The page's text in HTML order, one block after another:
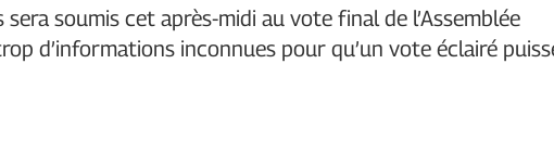
soumis cet après-midi au vote final de l’Assemblée
d’informations inconnues pour qu’un vote éclairé